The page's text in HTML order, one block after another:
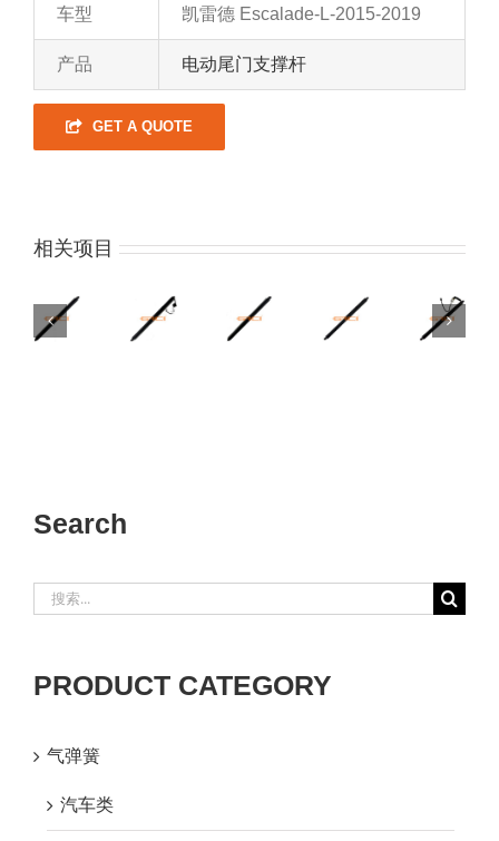
车型 凯雷德 Escalade-L-2015-2019
产品 电动尾门支撑杆
GET A QUOTE
相关项目
Search
索：
PRODUCT CATEGORY
气弹簧
汽车类